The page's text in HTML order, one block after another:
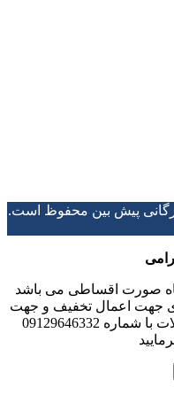
پیش بین محفوظ است.
صورت اقساطی می باشد
جهت اعمال تخفیف و جهت
استعلام موجودی و اطلاع از محصولات با شماره 09129646332